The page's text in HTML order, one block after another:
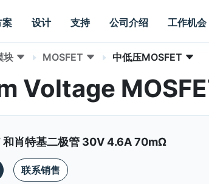
案 设计 支持 公司介绍 工作机会
块 MOSFET 中低压MOSFET
Voltage
和肖特基二极管 30V 4.6A 70mΩ
联系销售